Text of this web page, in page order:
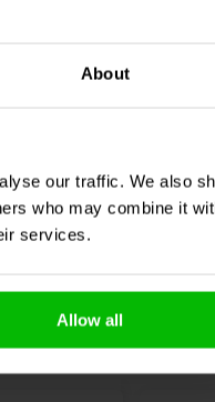
About
our traffic. We also
who may combine it
services.
Allow all
10 W